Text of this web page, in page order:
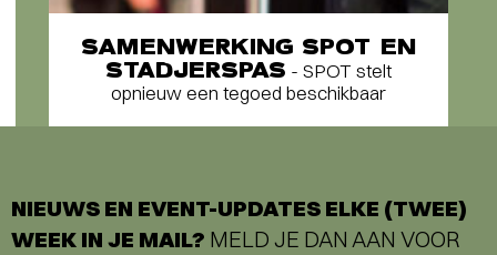
SAMENWERKING SPOT EN
STADJERSPAS - SPOT stelt
opnieuw een tegoed beschikbaar
NIEUWS EN EVENT-UPDATES ELKE (TWEE)
WEEK IN JE MAIL? MELD JE DAN AAN VOOR